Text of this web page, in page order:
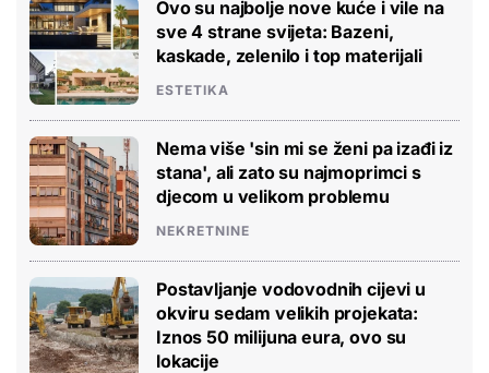
Ovo su najbolje nove kuće i vile na
sve 4 strane svijeta: Bazeni,
kaskade, zelenilo i top materijali
ESTETIKA
Nema više 'sin mi se ženi pa izađi iz
stana', ali zato su najmoprimci s
djecom u velikom problemu
NEKRETNINE
Postavljanje vodovodnih cijevi u
okviru sedam velikih projekata:
Iznos 50 milijuna eura, ovo su
lokacije